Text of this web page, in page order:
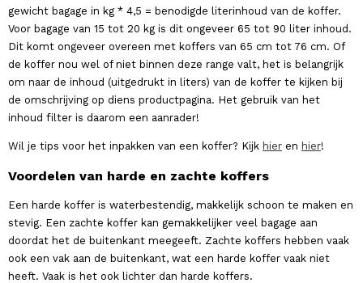
gewicht bagage in kg * 4,5 = benodigde literinhoud van de koffer.
Voor bagage van 15 tot 20 kg is dit ongeveer 65 tot 90 liter inhoud.
Dit komt ongeveer overeen met koffers van 65 cm tot 76 cm. Of
de koffer nou wel of niet binnen deze range valt, het is belangrijk
om naar de inhoud (uitgedrukt in liters) van de koffer te kijken bij
de omschrijving op diens productpagina. Het gebruik van het
inhoud filter is daarom een aanrader!
Wil je tips voor het inpakken van een koffer? Kijk hier en hier!
Voordelen van harde en zachte koffers
Een harde koffer is waterbestendig, makkelijk schoon te maken en
stevig. Een zachte koffer kan gemakkelijker veel bagage aan
doordat het de buitenkant meegeeft. Zachte koffers hebben vaak
ook een vak aan de buitenkant, wat een harde koffer vaak niet
heeft. Vaak is het ook lichter dan harde koffers.